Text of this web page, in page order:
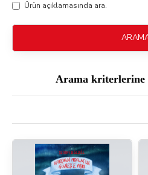
Ürün açıklamasında ara.
Arama kriterlerine